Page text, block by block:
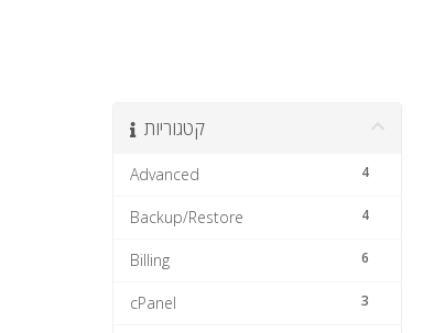
קטגוריות
4
Advanced
4
Backup/Restore
6
Billing
3
cPanel